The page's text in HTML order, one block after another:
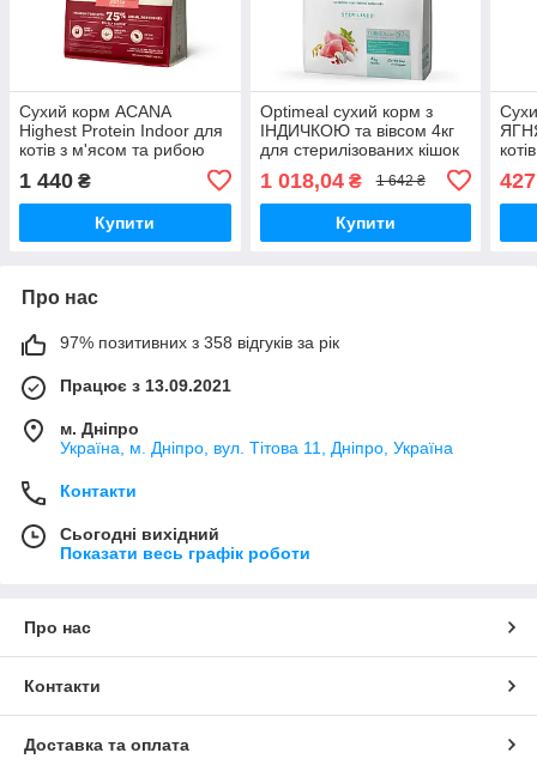
Сухий корм ACANA
Highest Protein Indoor для
котів з м'ясом та рибою
1 440 ₴
Купити
Optimeal сухий корм з
ІНДИЧКОЮ та вівсом 4кг
для стерилізованих кішок
1 018,04₴ 1 642 ₴
Купити
Про нас
97% позитивних з 358 відгуків за рік
Працює з 13.09.2021
м. Дніпро
Україна, м. Дніпро, вул. Тітова 11, Дніпро, Україна
Контакти
Сьогодні вихідний
Показати весь графік роботи
Про нас
Контакти
Доставка та оплата